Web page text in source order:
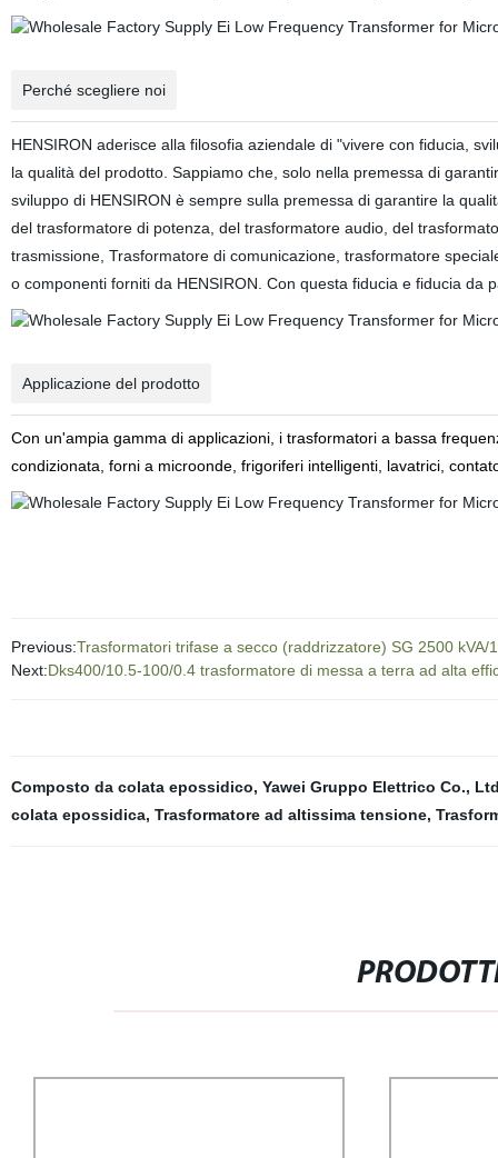
Perché scegliere noi
HENSIRON aderisce alla filosofia aziendale di "vivere con fiducia,
la qualità del prodotto. Sappiamo che, solo nella premessa di
sviluppo di HENSIRON è sempre sulla premessa di garantire la
del trasformatore di potenza, del trasformatore audio, del
trasmissione, Trasformatore di comunicazione, trasformatore
o componenti forniti da HENSIRON. Con questa fiducia e fiducia
Applicazione del prodotto
Con un'ampia gamma di applicazioni, i trasformatori a bassa
condizionata, forni a microonde, frigoriferi intelligenti, lavatrici,
Previous:Trasformatori trifase a secco (raddrizzatore) SG 2500 kVA/
Next:Dks400/10.5-100/0.4 trasformatore di messa a terra ad alta
Composto da colata epossidico, Yawei Gruppo Elettrico Co.,
colata epossidica, Trasformatore ad altissima tensione,